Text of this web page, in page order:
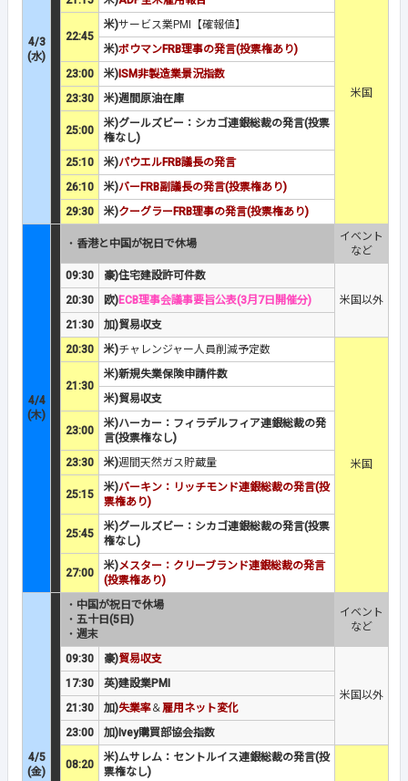
4/3
(水)
米国
22:45
米)サービス業PMI【確報値】
米)ボウマンFRB理事の発言(投票権あり)
23:00
米) ISM非製造業景況指数
23:30
米)週間原油在庫
25:00
米)グールズビー：シカゴ連銀総裁の発言(投票
権なし)
25:10
米)パウエルFRB議長の発言
26:10
米)バーFRB副議長の発言(投票権あり)
29:30
米)クーグラーFRB理事の発言(投票権あり)
4/4
(木)
・ 香港と中国が祝日で休場
イベント
など
09:30
豪)住宅建設許可件数
米国以外
20:30 欧)ECB理事会議事要旨公表(3月7日開催分)
21:30
加)貿易収支
20:30
米)チャレンジャー人員削減予定数
米国
21:30
米)新規失業保険申請件数
米)貿易収支
23:00
米)ハーカー：フィラデルフィア連銀総裁の発
言(投票権なし)
23:30
米)週間天然ガス貯蔵量
25:15
米)バーキン：リッチモンド連銀総裁の発言(投
票権あり)
25:45
米)グールズビー：シカゴ連銀総裁の発言(投票
権なし)
27:00
米)メスター：クリーブランド連銀総裁の発言
(投票権あり)
4/5
(金)
・ 中国が祝日で休場
・ 五十日(5日)
・ 週末
イベント
など
09:30 豪)貿易収支
米国以外
17:30
英)建設業PMI
21:30
加)失業率＆雇用ネット変化
23:00
加)Ivey購買部協会指数
08:20
米)ムサレム：セントルイス連銀総裁の発言(投
票権なし)